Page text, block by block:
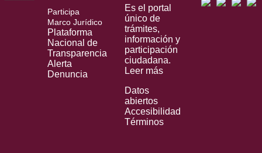
Participa
Marco Jurídico
Plataforma
Nacional de
Transparencia
Alerta
Denuncia
Es el portal
único de
trámites,
información y
participación
ciudadana.
Leer más
Datos
abiertos
Accesibilidad
Términos